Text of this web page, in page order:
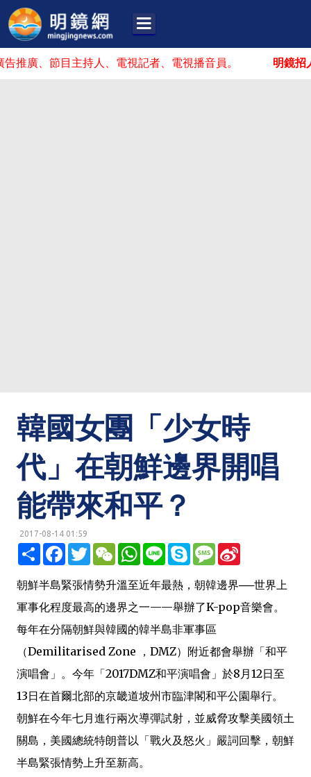
節目主持人、電視記者、電視播音員。 明鏡招人啦！
韓國女團「少女時
代」在朝鮮邊界開唱
能帶來和平？
2017-08-14 01:59
分
享
F
a
e
b
o
o
k
T
w
t
t
e
r
W
h
a
t
W
h
t
s
A
p
L
e
S
p
M
e
s
a
g
e
e
i
朝鮮半島緊張情勢升溫至近年最熱，朝韓邊界──世界上
軍事化程度最高的邊界之一——舉辦了K-pop音樂會。
每年在分隔朝鮮與韓國的韓半島非軍事區
（Demilitarised Zone ，DMZ）附近都會舉辦「和平
演唱會」。今年「2017DMZ和平演唱會」於8月12日至
13日在首爾北部的京畿道坡州市臨津閣和平公園舉行。
朝鮮在今年七月進行兩次導彈試射，並威脅攻擊美國領土
關島，美國總統特朗普以「戰火及怒火」嚴詞回擊，朝鮮
半島緊張情勢上升至新高。